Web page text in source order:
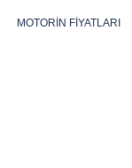
MOTORIN FIYATLARI